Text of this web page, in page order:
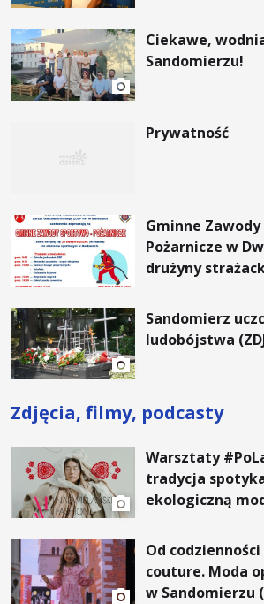
Ciekawe,
Sandomierzu!
Prywatność
Gminne
Pożarnicze w
drużyny
Sandomierz
ludobójstwa
Zdjęcia, filmy, podcasty
Warsztaty
tradycja
ekologiczną
Od
couture. Moda
w Sandomierzu